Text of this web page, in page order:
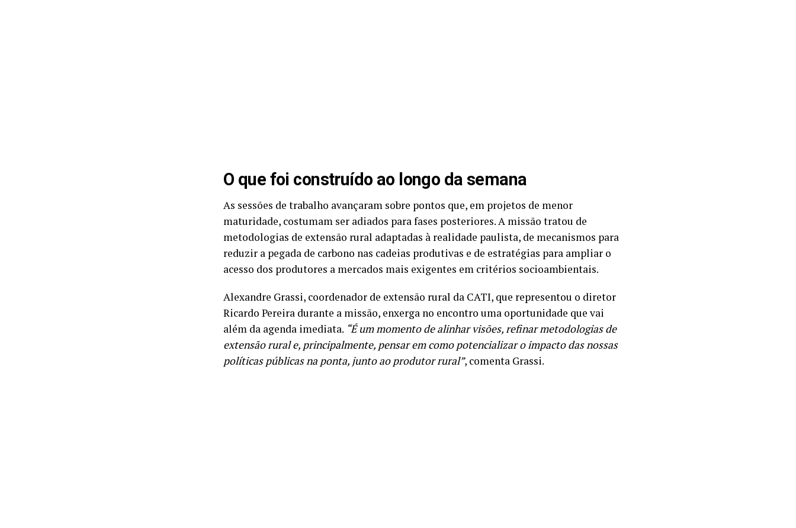
O que foi construído ao longo da semana
As sessões de trabalho avançaram sobre pontos que, em projetos de menor
maturidade, costumam ser adiados para fases posteriores. A missão tratou de
metodologias de extensão rural adaptadas à realidade paulista, de mecanismos para
reduzir a pegada de carbono nas cadeias produtivas e de estratégias para ampliar o
acesso dos produtores a mercados mais exigentes em critérios socioambientais.
Alexandre Grassi, coordenador de extensão rural da CATI, que representou o diretor
Ricardo Pereira durante a missão, enxerga no encontro uma oportunidade que vai
além da agenda imediata. “É um momento de alinhar visões, refinar metodologias de
extensão rural e, principalmente, pensar em como potencializar o impacto das nossas
políticas públicas na ponta, junto ao produtor rural”, comenta Grassi.